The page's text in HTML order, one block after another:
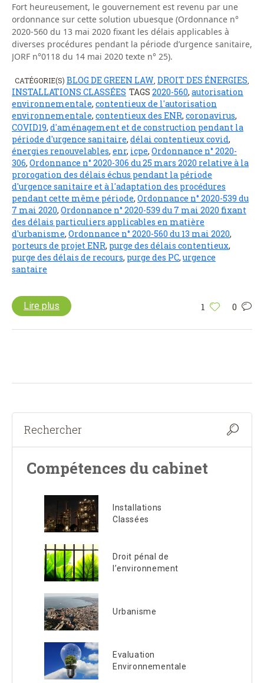
Fort heureusement, le gouvernement est revenu par une
ordonnance sur cette solution ubuesque (Ordonnance n°
2020-560 du 13 mai 2020 fixant les délais applicables à
diverses procédures pendant la période d’urgence sanitaire,
JORF n°0118 du 14 mai 2020 texte n° 25).
CATÉGORIE(S) BLOG DE GREEN LAW DROIT DES ÉNERGIES
INSTALLATIONS CLASSÉES TAGS 2020-560, autorisation
environnementale, contentieux de l'autorisation
environnementale, contentieux des ENR, coronavirus,
COVID19, d'aménagement et de construction pendant la
période d'urgence sanitaire, délai contentieux covid,
énergies renouvelables, enr, icpe, Ordonnance n° 2020-
306, Ordonnance n° 2020-306 du 25 mars 2020 relative à la
prorogation des délais échus pendant la période
d'urgence sanitaire et à l'adaptation des procédures
pendant cette même période, Ordonnance n° 2020-539 du
7 mai 2020, Ordonnance n° 2020-539 du 7 mai 2020 fixant
des délais particuliers applicables en matière
d'urbanisme, Ordonnance n° 2020-560 du 13 mai 2020,
porteurs de projet ENR, purge des délais contentieux,
purge des délais de recours, purge des PC,urgence
santaire
1 0
Lire plus
Compétences du cabinet
Installations
Classées
Droit pénal de
l’environnement
Urbanisme
Evaluation
Environnementale